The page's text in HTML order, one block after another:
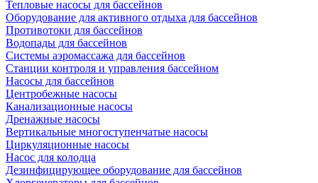
Тепловые насосы для бассейнов
Оборудование для активного отдыха для бассейнов
Противотоки для бассейнов
Водопады для бассейнов
Системы аэромассажа для бассейнов
Станции контроля и управления бассейном
Насосы для бассейнов
Центробежные насосы
Канализационные насосы
Дренажные насосы
Вертикальные многоступенчатые насосы
Циркуляционные насосы
Насос для колодца
Дезинфицирующее оборудование для бассейнов